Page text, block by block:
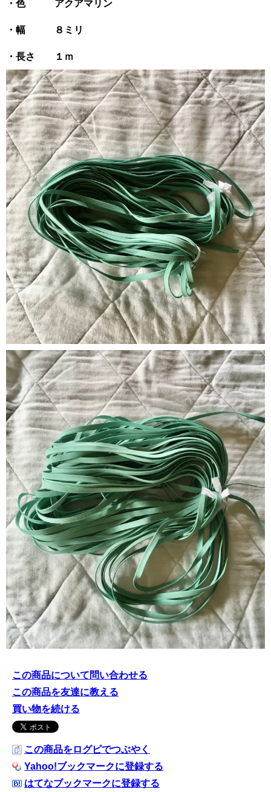
・色 アクアマリン
・幅 ８ミリ
・長さ １ｍ
この商品について問い合わせる
この商品を友達に教える
買い物を続ける
この商品をログピでつぶやく
Yahoo!ブックマークに登録する
はてなブックマークに登録する